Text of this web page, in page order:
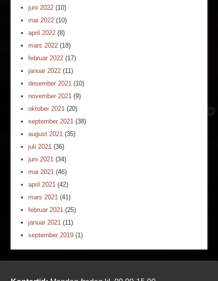
juni 2022 (10)
mai 2022 (10)
april 2022 (8)
mars 2022 (18)
februar 2022 (17)
januar 2022 (11)
desember 2021 (10)
november 2021 (9)
oktober 2021 (20)
september 2021 (38)
august 2021 (35)
juli 2021 (36)
juni 2021 (34)
mai 2021 (46)
april 2021 (42)
mars 2021 (41)
februar 2021 (25)
januar 2021 (11)
september 2019 (1)